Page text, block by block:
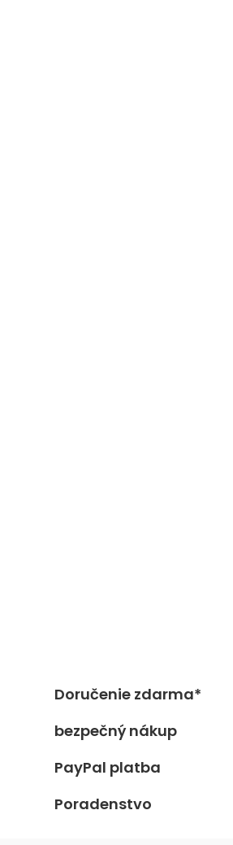
Doručenie zdarma*
bezpečný nákup
PayPal platba
Poradenstvo